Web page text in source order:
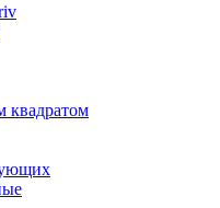
квадратом